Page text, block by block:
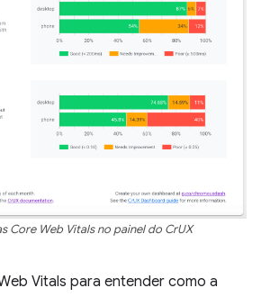
Core Web Vitals no painel do CrUX
Vitals para entender como a